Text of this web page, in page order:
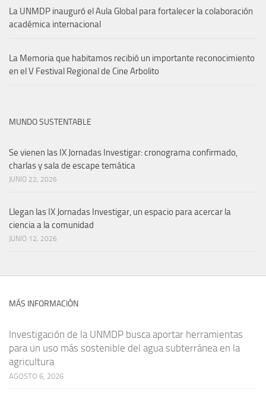
La UNMDP inauguró el Aula Global para fortalecer la colaboración
académica internacional
La Memoria que habitamos recibió un importante reconocimiento
en el V Festival Regional de Cine Arbolito
MUNDO SUSTENTABLE
Se vienen las IX Jornadas Investigar: cronograma confirmado,
charlas y sala de escape temática
JUNIO 22, 2026
Llegan las IX Jornadas Investigar, un espacio para acercar la
ciencia a la comunidad
JUNIO 12, 2026
MÁS INFORMACIÓN
Investigación de la UNMDP busca aportar herramientas
para un uso más sostenible del agua subterránea en la
agricultura
AGOSTO 6, 2026